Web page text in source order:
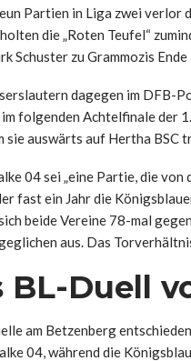
Partien in Liga zwei verlor
die „Roten Teufel“
Schuster zu Grammozis
dagegen im DFB-
folgenden Achtelfinale der
sie auswärts auf Hertha BSC
04 sei „eine Partie, die
fast ein Jahr die
beide Vereine 78-mal
aus. Das
BL-Duell
am Betzenberg
04, während die